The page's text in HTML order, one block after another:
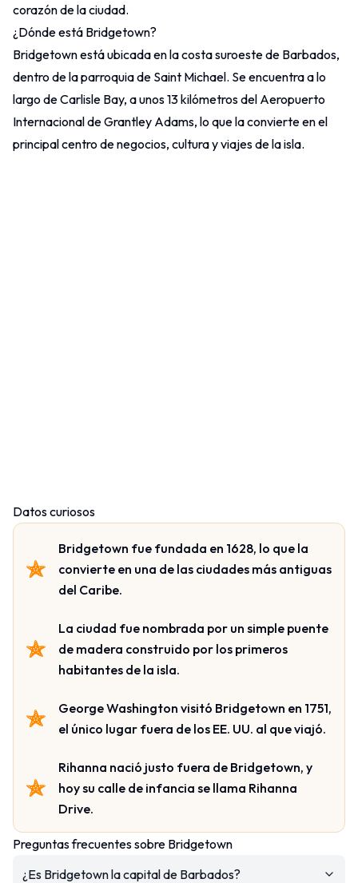
corazón de la ciudad.
¿Dónde está Bridgetown?
Bridgetown está ubicada en la costa suroeste de Barbados,
dentro de la parroquia de Saint Michael. Se encuentra a lo
largo de Carlisle Bay, a unos 13 kilómetros del Aeropuerto
Internacional de Grantley Adams, lo que la convierte en el
principal centro de negocios, cultura y viajes de la isla.
Datos curiosos
Bridgetown fue fundada en 1628, lo que la
convierte en una de las ciudades más antiguas
del Caribe.
La ciudad fue nombrada por un simple puente
de madera construido por los primeros
habitantes de la isla.
George Washington visitó Bridgetown en 1751,
el único lugar fuera de los EE. UU. al que viajó.
Rihanna nació justo fuera de Bridgetown, y
hoy su calle de infancia se llama Rihanna
Drive.
Preguntas frecuentes sobre Bridgetown
¿Es Bridgetown la capital de Barbados?